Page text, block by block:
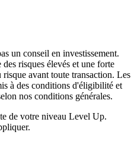
un conseil en investissement.
risques élevés et une forte
avant toute transaction. Les
à des conditions d'éligibilité et
nos conditions générales.
de votre niveau Level Up.